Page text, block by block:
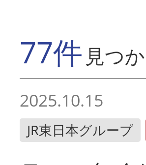
77件 見つ
2025.10.15
JR東日本グループ